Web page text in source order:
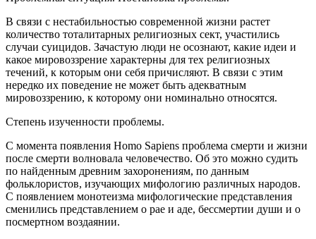
В связи с нестабильностью современной жизни растет
количество тоталитарных религиозных сект, участились
случаи суицидов. Зачастую люди не осознают, какие идеи и
какое мировоззрение характерны для тех религиозных
течений, к которым они себя причисляют. В связи с этим
нередко их поведение не может быть адекватным
мировоззрению, к которому они номинально относятся.
Степень изученности проблемы.
С момента появления Homo Sapiens проблема смерти и жизни
после смерти волновала человечество. Об это можно судить
по найденным древним захоронениям, по данным
фольклористов, изучающих мифологию различных народов.
С появлением монотеизма мифологические представления
сменились представлением о рае и аде, бессмертии души и о
посмертном воздаянии.